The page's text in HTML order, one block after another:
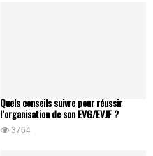
Quels conseils suivre pour réussir
l’organisation de son EVG/EVJF ?
3764